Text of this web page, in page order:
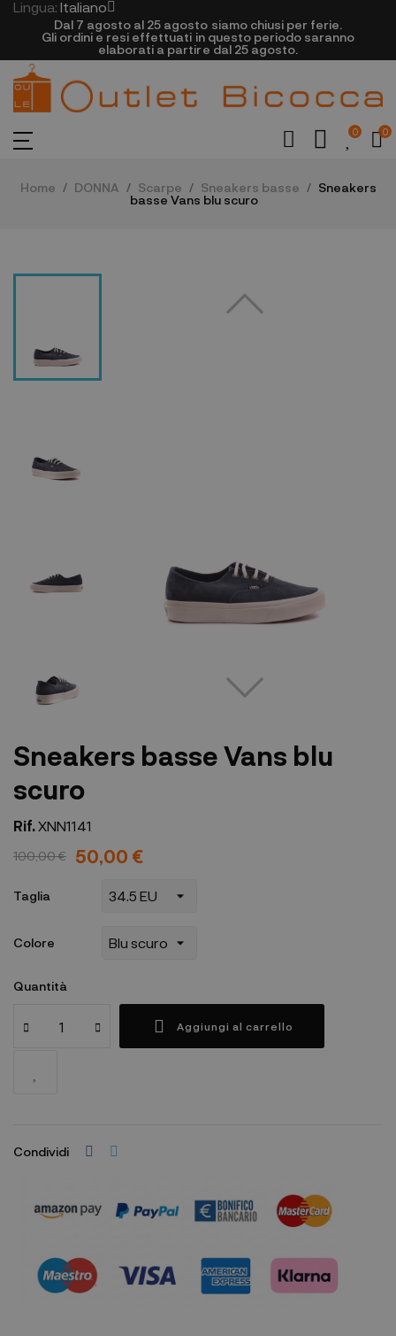
Lingua: Italiano
Dal 7 agosto al 25 agosto siamo chiusi per ferie.
Gli ordini e resi effettuati in questo periodo saranno
elaborati a partire dal 25 agosto.
0 0
Home DONNA Scarpe Sneakers basse
Sneakers
basse Vans blu scuro
Sneakers basse Vans blu
scuro
Rif.XNN1141
100,00 € 50,00 €
Taglia
Colore
Quantità
Aggiungi al carrello
Condividi